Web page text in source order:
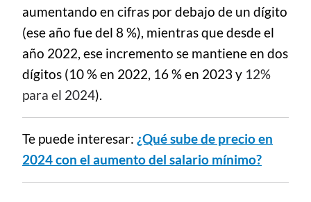
aumentando en cifras por debajo de un dígito
(ese año fue del 8 %), mientras que desde el
año 2022, ese incremento se mantiene en dos
dígitos (10 % en 2022, 16 % en 2023 y 12%
para el 2024).
Te puede interesar: ¿Qué sube de precio en
2024 con el aumento del salario mínimo?